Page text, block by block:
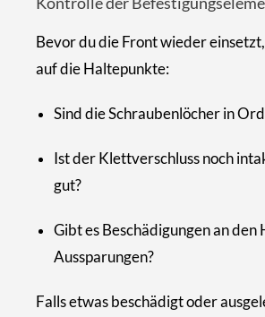
Bevor du die Front wieder
auf die Haltepunkte:
Sind die Schraubenlöcher in
Ist der Klettverschluss noch
gut?
Gibt es Beschädigungen an den
Aussparungen?
Falls etwas beschädigt oder